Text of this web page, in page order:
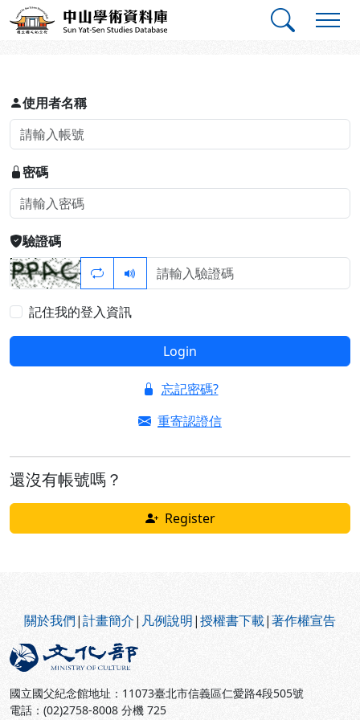
跳到主要內容
中山學術資料庫
登入
使用者名稱
密碼
驗證碼
記住我的登入資訊
Login
忘記密碼?
重寄認證信
還沒有帳號嗎？
Register
關於我們|計畫簡介| 凡例說明|授權書下載|著作權宣告
國立國父紀念館地址：11073臺北市信義區仁愛路4段505號
電話：(02)2758-8008 分機 725